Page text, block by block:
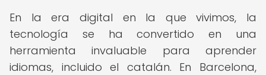
En la era digital en la que vivimos, la
tecnología se ha convertido en una
herramienta invaluable para aprender
idiomas, incluido el catalán. En Barcelona,